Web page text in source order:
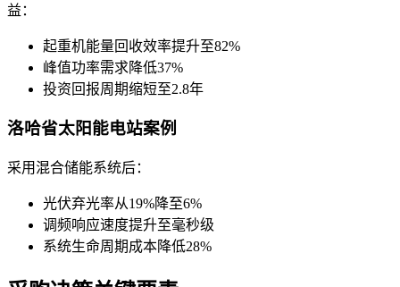
益：
起重机能量回收效率提升至82%
峰值功率需求降低37%
投资回报周期缩短至2.8年
洛哈省太阳能电站案例
采用混合储能系统后：
光伏弃光率从19%降至6%
调频响应速度提升至毫秒级
系统生命周期成本降低28%